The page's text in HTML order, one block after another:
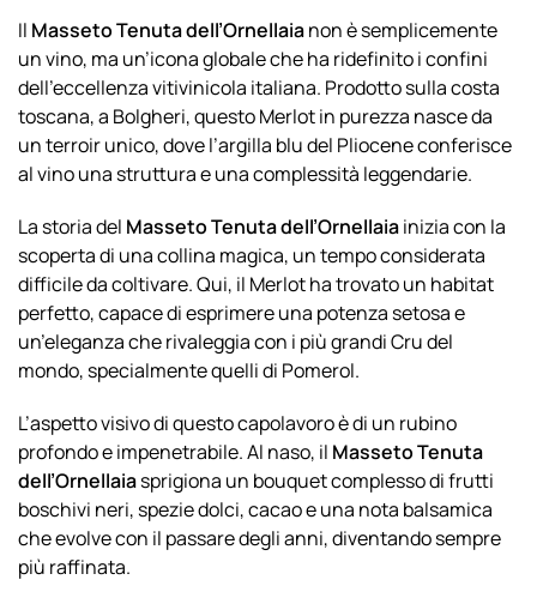
Il Masseto Tenuta dell’Ornellaianon è semplicemente
un vino, ma un’icona globale che ha ridefinito i confini
dell’eccellenza vitivinicola italiana. Prodotto sulla costa
toscana, a Bolgheri, questo Merlot in purezza nasce da
un terroir unico, dove l’argilla blu del Pliocene conferisce
al vino una struttura e una complessità leggendarie.
La storia del Masseto Tenuta dell’Ornellaiainizia con la
scoperta di una collina magica, un tempo considerata
difficile da coltivare. Qui, il Merlot ha trovato un habitat
perfetto, capace di esprimere una potenza setosa e
un’eleganza che rivaleggia con i più grandi Cru del
mondo, specialmente quelli di Pomerol.
L’aspetto visivo di questo capolavoro è di un rubino
profondo e impenetrabile. Al naso, il Masseto Tenuta
dell’Ornellaiasprigiona un bouquet complesso di frutti
boschivi neri, spezie dolci, cacao e una nota balsamica
che evolve con il passare degli anni, diventando sempre
più raffinata.